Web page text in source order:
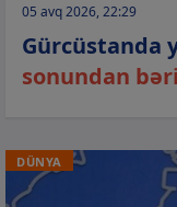
05 avq 2026, 22:29
Gürcüstanda
sonundan
DÜNYA